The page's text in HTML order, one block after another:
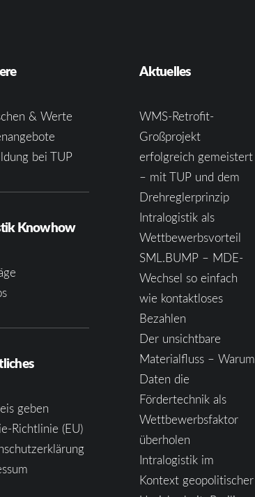
& Werte
bei TUP
Knowhow
geben
Richtlinie (EU)
Aktuelles
WMS-Retrofit-
Großprojekt
erfolgreich gemeistert
– mit TUP und dem
Drehreglerprinzip
Intralogistik als
Wettbewerbsvorteil
SML.BUMP – MDE-
Wechsel so einfach
wie kontaktloses
Bezahlen
Der unsichtbare
Materialfluss – Warum
Daten die
Fördertechnik als
Wettbewerbsfaktor
überholen
Intralogistik im
Kontext geopolitischer